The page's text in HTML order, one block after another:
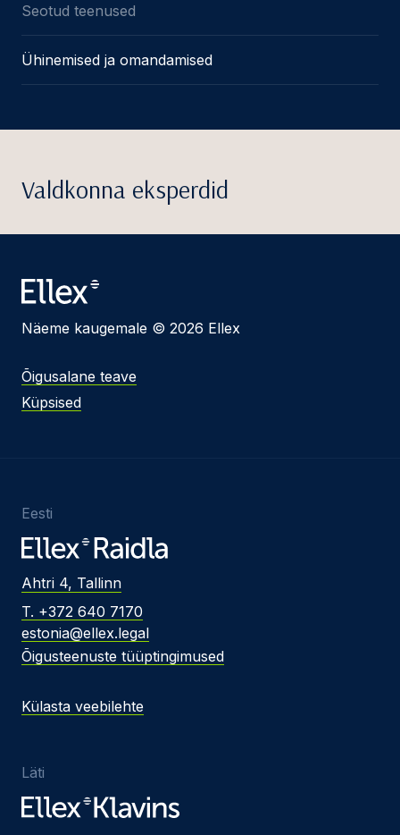
Seotud teenused
Ühinemised ja omandamised
Valdkonna eksperdid
Näeme kaugemale © 2026 Ellex
Õigusalane teave
Küpsised
Eesti
Ahtri 4, Tallinn
T. +372 640 7170
estonia@ellex.legal
Õigusteenuste tüüptingimused
Külasta veebilehte
Läti